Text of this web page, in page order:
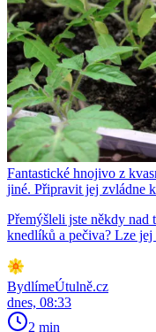
Fantastické hnojivo z
jiné. Připravit jej zvládne
Přemýšleli jste někdy
knedlíků a pečiva? Lze
BydlímeÚtulně.cz
dnes, 08:33
2 min